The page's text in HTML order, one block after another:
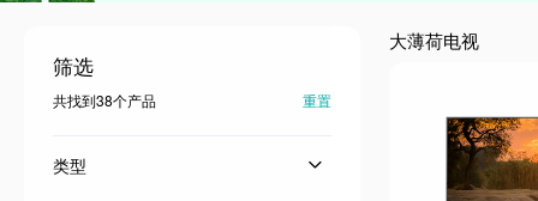
筛选
共找到38个产品 重置
类型
大薄荷电视